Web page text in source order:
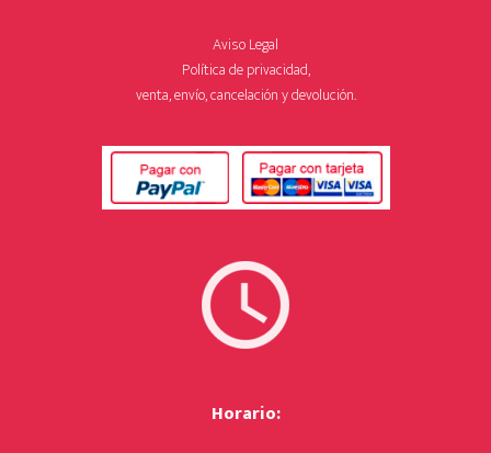
Aviso Legal
Política de privacidad,
venta, envío, cancelación y devolución.
Horario: